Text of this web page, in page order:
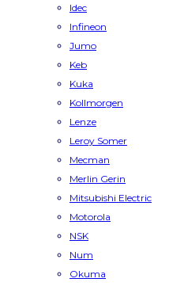
Idec
Infineon
Jumo
Keb
Kuka
Kollmorgen
Lenze
Leroy Somer
Mecman
Merlin Gerin
Mitsubishi Electric
Motorola
NSK
Num
Okuma